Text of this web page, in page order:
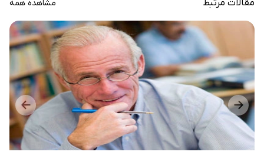
مقالات مرتبط مشاهده همه